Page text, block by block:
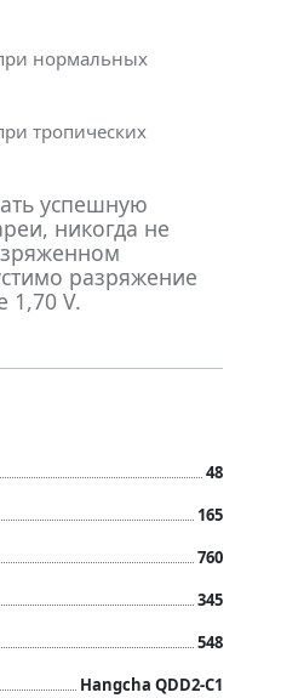
нормальных
тропических
успешную
никогда не
разряжение
1,70 V.
48
165
760
345
548
Hangcha QDD2-C1